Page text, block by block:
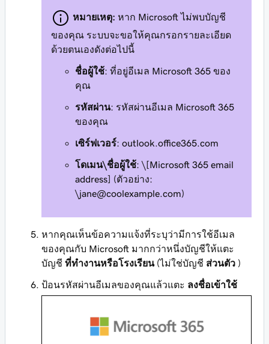
หมายเหตุ: หาก Microsoft ไม่พบบัญชี
ของคุณ ระบบจะขอให้คุณกรอกรายละเอียด
ด้วยตนเองดังต่อไปนี้
ชื่อผู้ใช้: ที่อยู่อีเมล Microsoft 365 ของ
คุณ
รหัสผ่าน: รหัสผ่านอีเมล Microsoft 365
ของคุณ
เซิร์ฟเวอร์: outlook.office365.com
โดเมน\ชื่อผู้ใช้: \[Microsoft 365 email
address] (ตัวอย่าง:
\jane@coolexample.com)
หากคุณเห็นข้อความแจ้งที่ระบุว่ามีการใช้อีเมล
ของคุณกับ Microsoft มากกว่าหนึ่งบัญชีให้แตะ
บัญชี ที่ทำงานหรือโรงเรียน(ไม่ใช่บัญชี ส่วนตัว )
ป้อนรหัสผ่านอีเมลของคุณแล้วแตะ ลงชื่อเข้าใช้